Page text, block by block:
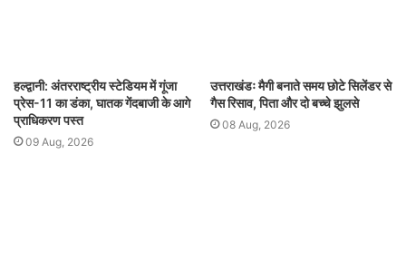
हल्द्वानी: अंतरराष्ट्रीय स्टेडियम में गूंजा
प्रेस-11 का डंका, घातक गेंदबाजी के आगे
प्राधिकरण पस्त
09 Aug, 2026
उत्तराखंडः मैगी बनाते समय छोटे सिलेंडर से
गैस रिसाव, पिता और दो बच्चे झुलसे
08 Aug, 2026